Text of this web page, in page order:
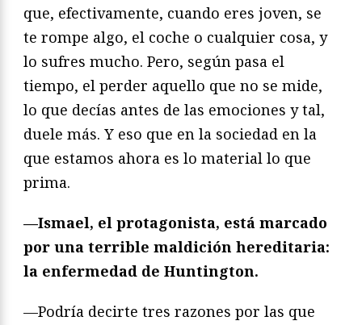
que, efectivamente, cuando eres joven, se
te rompe algo, el coche o cualquier cosa, y
lo sufres mucho. Pero, según pasa el
tiempo, el perder aquello que no se mide,
lo que decías antes de las emociones y tal,
duele más. Y eso que en la sociedad en la
que estamos ahora es lo material lo que
prima.
—Ismael, el protagonista, está marcado
por una terrible maldición hereditaria:
la enfermedad de Huntington.
—Podría decirte tres razones por las que